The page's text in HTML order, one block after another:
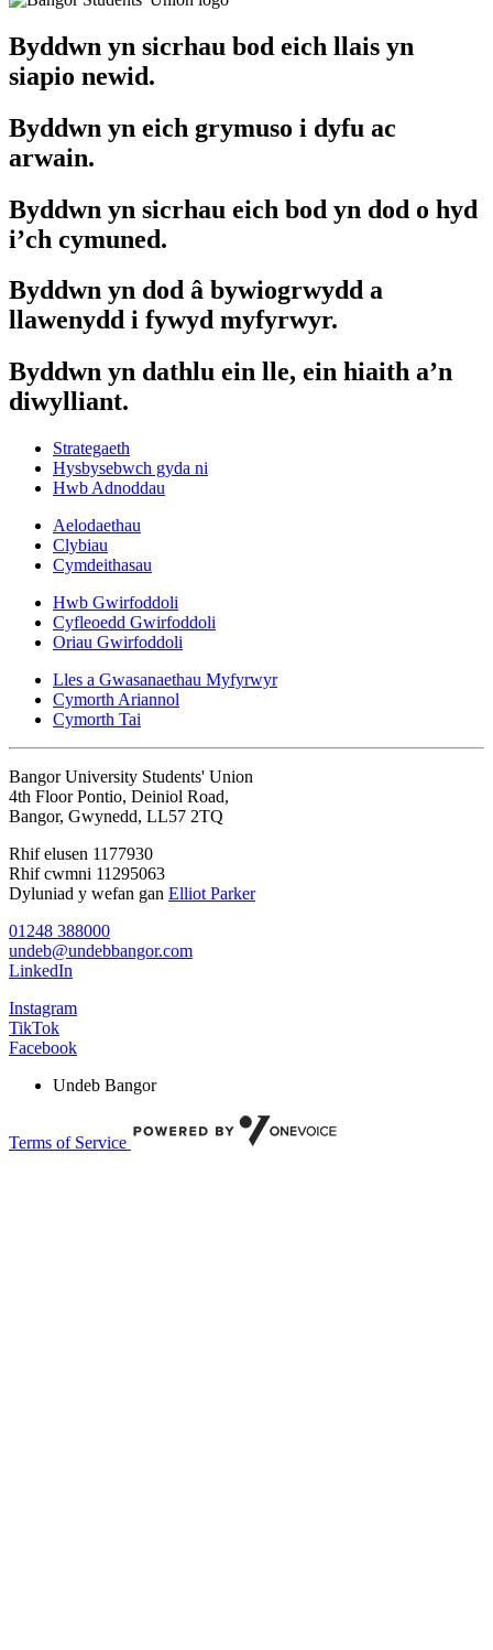
Byddwn yn sicrhau bod eich llais yn
siapio newid.
Byddwn yn eich grymuso i dyfu ac
arwain.
Byddwn yn sicrhau eich bod yn dod o hyd
i’ch cymuned.
Byddwn yn dod â bywiogrwydd a
llawenydd i fywyd myfyrwyr.
Byddwn yn dathlu ein lle, ein hiaith a’n
diwylliant.
Strategaeth
Hysbysebwch gyda ni
Hwb Adnoddau
Aelodaethau
Clybiau
Cymdeithasau
Hwb Gwirfoddoli
Cyfleoedd Gwirfoddoli
Oriau Gwirfoddoli
Lles a Gwasanaethau Myfyrwyr
Cymorth Ariannol
Cymorth Tai
Bangor University Students' Union
4th Floor Pontio, Deiniol Road,
Bangor, Gwynedd, LL57 2TQ
Rhif elusen 1177930
Rhif cwmni 11295063
Dyluniad y wefan gan Elliot Parker
01248 388000
undeb@undebbangor.com
LinkedIn
Instagram
TikTok
Facebook
Undeb Bangor
Terms of Service